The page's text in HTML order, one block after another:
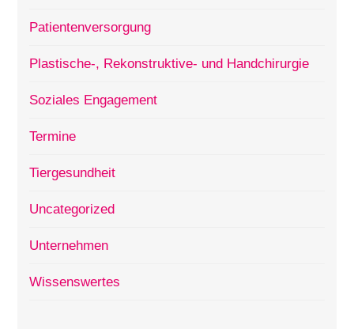
Patientenversorgung
Plastische-, Rekonstruktive- und Handchirurgie
Soziales Engagement
Termine
Tiergesundheit
Uncategorized
Unternehmen
Wissenswertes